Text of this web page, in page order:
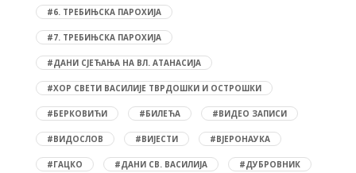
#6. ТРЕБИЊСКА ПАРОХИЈА
#7. ТРЕБИЊСКА ПАРОХИЈА
#ДАНИ СЈЕЋАЊА НА ВЛ. АТАНАСИЈА
#ХОР СВЕТИ ВАСИЛИЈЕ ТВРДОШКИ И ОСТРОШКИ
#БЕРКОВИЋИ #БИЛЕЋА #ВИДЕО ЗАПИСИ
#ВИДОСЛОВ #ВИЈЕСТИ #ВЈЕРОНАУКА
#ГАЦКО #ДАНИ СВ. ВАСИЛИЈА #ДУБРОВНИК